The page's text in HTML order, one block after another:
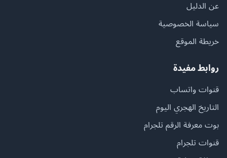
عن الدليل
سياسة الخصوصية
خريطة الموقع
روابط مفيدة
قنوات واتساب
التاريخ الهجري اليوم
بوت معرفة الرقم تلجرام
قنوات تلجرام